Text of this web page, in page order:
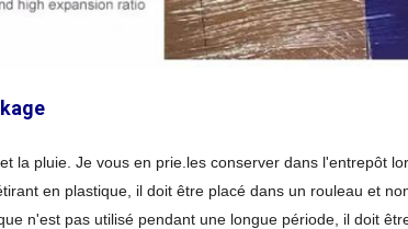
la pluie. Je vous en prie. les conserver dans l'entrepôt
en plastique, il doit être placé dans un rouleau et
n'est pas utilisé pendant une longue période, il doit